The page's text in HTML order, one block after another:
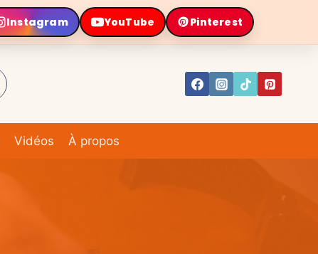
Instagram YouTube Pinterest
Vidéos À propos